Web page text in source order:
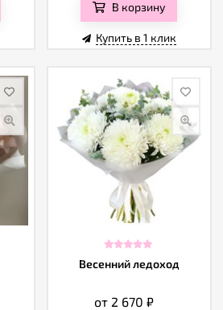
В корзину
Купить в 1 клик
Весенний ледоход
от 2 670₽